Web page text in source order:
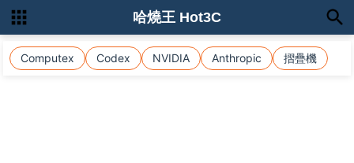
Computex Codex NVIDIA Anthropic 摺疊機
哈燒王 Hot3C